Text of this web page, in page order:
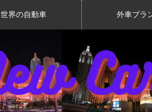
世界の自動車 外車ブラ